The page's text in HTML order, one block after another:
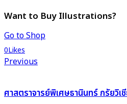
Want to Buy Illustrations?
Go to Shop
0Likes
แนะแนว
เรื่อง
Previous
ศาสตราจารย์พิเศษธานินทร์ กรัยวิเ